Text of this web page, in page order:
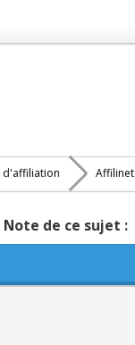
d'affiliation Affilinet
Note de ce sujet :